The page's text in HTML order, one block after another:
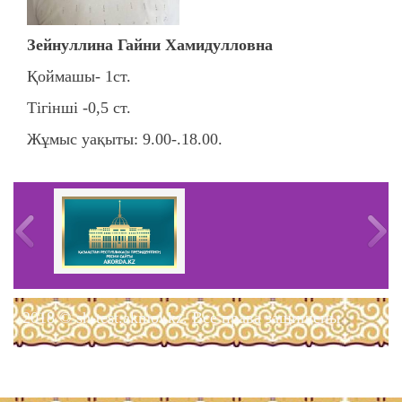
Зейнуллина Гайни Хамидулловна
Қоймашы- 1ст.
Тігінші -0,5 ст.
Жұмыс уақыты: 9.00-.18.00.
2018 © sh-test.akmol.kz. Все права защищены